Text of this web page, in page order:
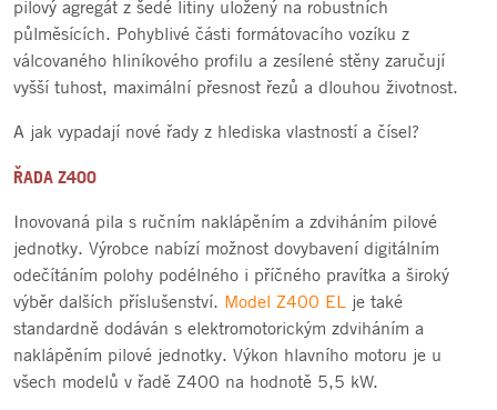
pilový agregát z šedé litiny uložený na robustních
půlměsících. Pohyblivé části formátovacího vozíku z
válcovaného hliníkového profilu a zesílené stěny zaručují
vyšší tuhost, maximální přesnost řezů a dlouhou životnost.
A jak vypadají nové řady z hlediska vlastností a čísel?
ŘADA Z400
Inovovaná pila s ručním naklápěním a zdviháním pilové
jednotky. Výrobce nabízí možnost dovybavení digitálním
odečítáním polohy podélného i příčného pravítka a široký
výběr dalších příslušenství. Model Z400 EL je také
standardně dodáván s elektromotorickým zdviháním a
naklápěním pilové jednotky. Výkon hlavního motoru je u
všech modelů v řadě Z400 na hodnotě 5,5 kW.